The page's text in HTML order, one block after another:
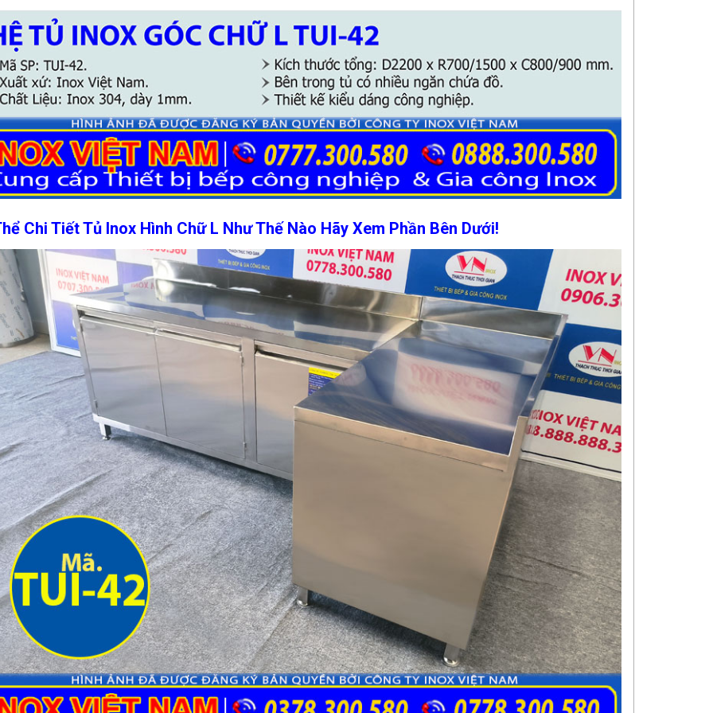
Chi Tiết Tủ Inox Hình Chữ L Như Thế Nào Hãy Xem Phần Bên Dưới!